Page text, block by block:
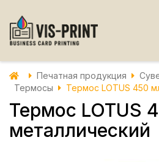
Печатная продукция
Термосы
Термос LOTUS 450
Термос LOTUS
металлический